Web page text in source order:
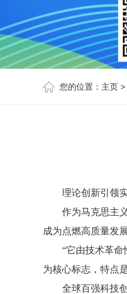
您的位置： 主页 >
理论创新引领
作为马克思主
成为点燃高质量发
“它由技术革
为核心标志，特点
全球百强科技